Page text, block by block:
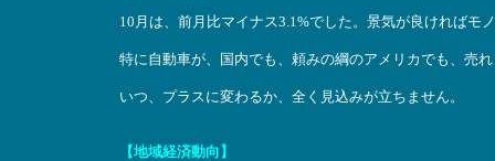
10月は、前月比マイナス3.1%でした。景気が良ければモ
特に自動車が、国内でも、頼みの綱のアメリカでも、売
いつ、プラスに変わるか、全く見込みが立ちません。
【地域経済動向】